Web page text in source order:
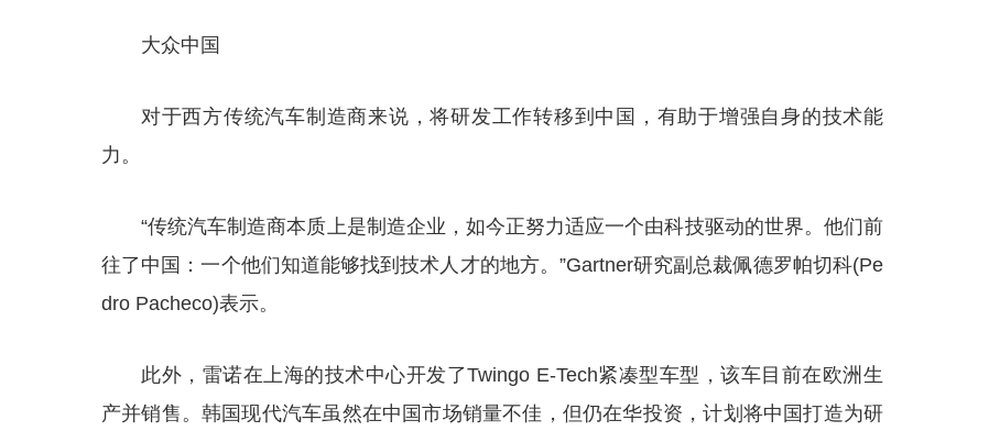
大众中国
对于西方传统汽车制造商来说，将研发工作转移到中国，有助于增强自身的技术能
力。
“传统汽车制造商本质上是制造企业，如今正努力适应一个由科技驱动的世界。他们前
往了中国：一个他们知道能够找到技术人才的地方。”Gartner研究副总裁佩德罗帕切科(Pe
dro Pacheco)表示。
此外，雷诺在上海的技术中心开发了Twingo E-Tech紧凑型车型，该车目前在欧洲生
产并销售。韩国现代汽车虽然在中国市场销量不佳，但仍在华投资，计划将中国打造为研